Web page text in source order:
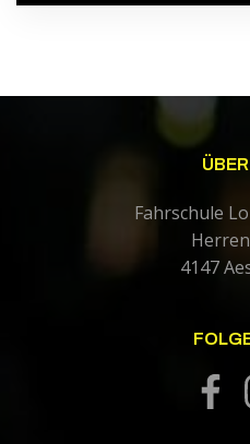
Fahrschule
4147